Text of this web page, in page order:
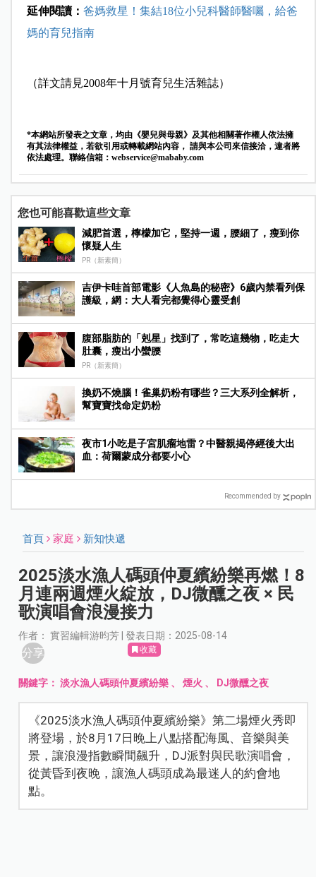
延伸閱讀： 爸媽救星！集結18位小兒科醫師醫囑，給爸
媽的育兒指南
（詳文請見2008年十月號育兒生活雜誌）
*本網站所發表之文章，均由《嬰兒與母親》及其他相關著作權人依法擁
有其法律權益，若欲引用或轉載網站內容， 請與本公司來信接洽，違者將
依法處理。聯絡信箱： webservice@mababy.com
您也可能喜歡這些文章
減肥首選，檸檬加它，堅持一週，腰細了，瘦到你
懷疑人生
PR（新素簡）
吉伊卡哇首部電影《人魚島的秘密》6歲內禁看列保
護級，網：大人看完都覺得心靈受創
腹部脂肪的「剋星」找到了，常吃這幾物，吃走大
肚囊，瘦出小蠻腰
PR（新素簡）
換奶不燒腦！雀巢奶粉有哪些？三大系列全解析，
幫寶寶找命定奶粉
夜市1小吃是子宮肌瘤地雷？中醫親揭停經後大出
血：荷爾蒙成分都要小心
Recommended by
首頁 家庭 新知快遞
2025淡水漁人碼頭仲夏繽紛樂再燃！8
月連兩週煙火綻放，DJ微醺之夜 × 民
歌演唱會浪漫接力
作者： 實習編輯游昀芳 | 發表日期：2025-08-14
分享 收藏
關鍵字：淡水漁人碼頭仲夏繽紛樂 、煙火 、 DJ微醺之夜
《2025淡水漁人碼頭仲夏繽紛樂》第二場煙火秀即
將登場，於8月17日晚上八點搭配海風、音樂與美
景，讓浪漫指數瞬間飆升，DJ派對與民歌演唱會，
從黃昏到夜晚，讓漁人碼頭成為最迷人的約會地
點。